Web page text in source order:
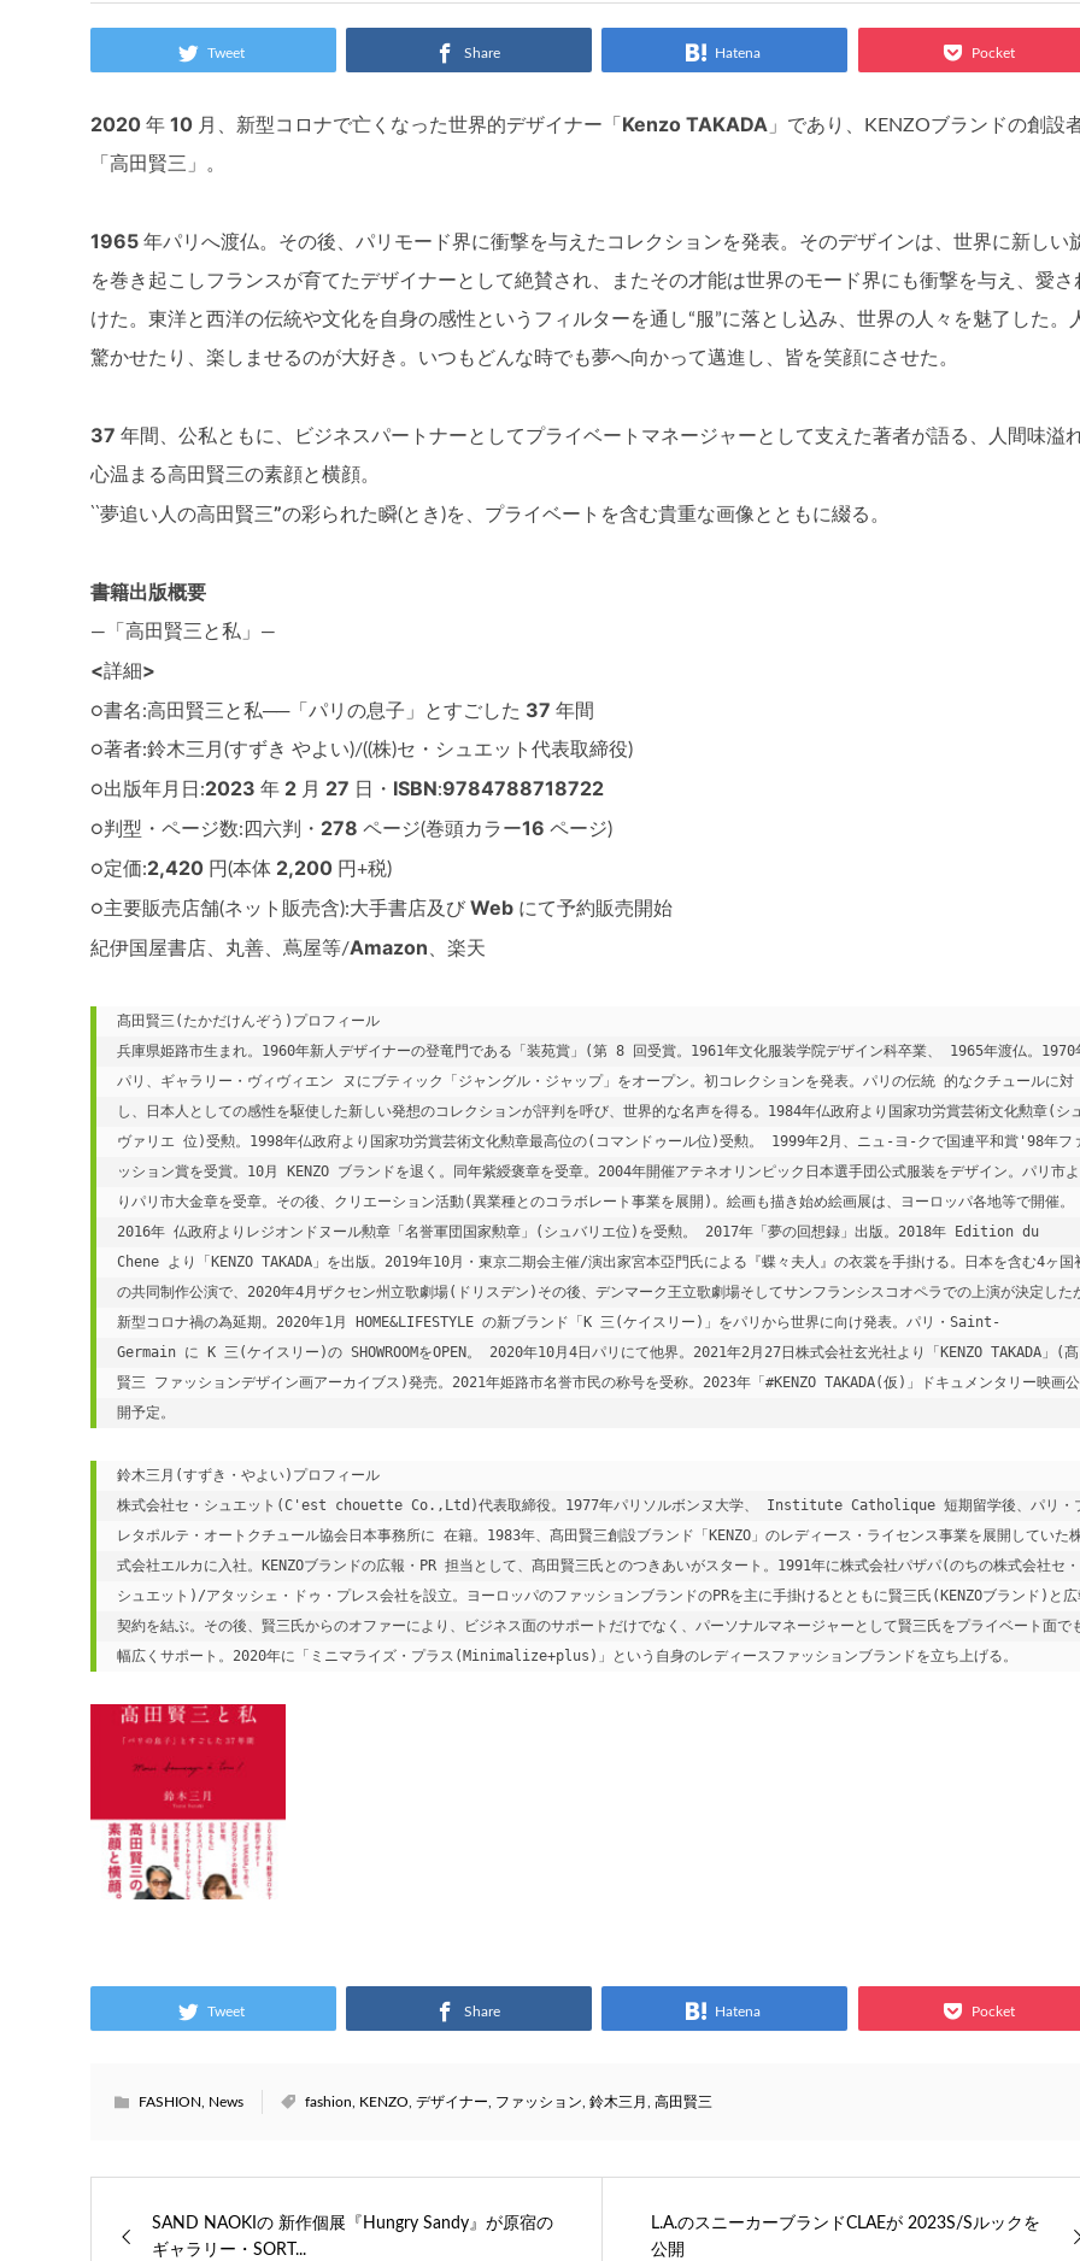
Tweet Share Hatena Pocket
2020 年 10 月、新型コロナで亡くなった世界的デザイナー「 Kenzo TAKADA」であり、KENZOブランドの創設
「高田賢三」。
1965 年パリへ渡仏。その後、パリモード界に衝撃を与えたコレクションを発表。そのデザインは、世界に新しい
を巻き起こしフランスが育てたデザイナーとして絶賛され、またその才能は世界のモード界にも衝撃を与え、愛さ
けた。東洋と西洋の伝統や文化を自身の感性というフィルターを通し“服”に落とし込み、世界の人々を魅了した。
驚かせたり、楽しませるのが大好き。いつもどんな時でも夢へ向かって邁進し、皆を笑顔にさせた。
37 年間、公私ともに、ビジネスパートナーとしてプライベートマネージャーとして支えた著者が語る、人間味溢
心温まる高田賢三の素顔と横顔。
‵‵夢追い人の高田賢三”の彩られた瞬(とき)を、プライベートを含む貴重な画像とともに綴る。
書籍出版概要
―「高田賢三と私」―
<詳細>
○書名:高田賢三と私──「パリの息子」とすごした 37 年間
○著者:鈴木三月(すずき やよい)/((株)セ・シュエット代表取締役)
○出版年月日:2023 年 2 月 27 日・ ISBN:9784788718722
○判型・ページ数:四六判・ 278 ページ(巻頭カラー16 ページ)
○定価:2,420 円(本体 2,200 円+税)
○主要販売店舗(ネット販売含):大手書店及び Web にて予約販売開始
紀伊国屋書店、丸善、蔦屋等/Amazon、楽天
髙田賢三(たかだけんぞう)プロフィール
兵庫県姫路市生まれ。1960年新人デザイナーの登竜門である「装苑賞」(第 8 回受賞。1961年文化服装学院デザイン科卒業、 1965年渡仏。1970
パリ、ギャラリー・ヴィヴィエン ヌにブティック「ジャングル・ジャップ」をオープン。初コレクションを発表。パリの伝統 的なクチュールに対
し、日本人としての感性を駆使した新しい発想のコレクションが評判を呼び、世界的な名声を得る。1984年仏政府より国家功労賞芸術文化勲章(シ
ヴァリエ 位)受勲。1998年仏政府より国家功労賞芸術文化勲章最高位の(コマンドゥール位)受勲。 1999年2月、ニュ-ヨ-クで国連平和賞'98年フ
ッション賞を受賞。10月 KENZO ブランドを退く。同年紫綬褒章を受章。2004年開催アテネオリンピック日本選手団公式服装をデザイン。パリ市よ
りパリ市大金章を受章。その後、クリエーション活動(異業種とのコラボレート事業を展開)。絵画も描き始め絵画展は、ヨーロッパ各地等で開催。
2016年 仏政府よりレジオンドヌール勲章「名誉軍団国家勲章」(シュバリエ位)を受勲。 2017年「夢の回想録」出版。2018年 Edition du
Chene より「KENZO TAKADA」を出版。2019年10月・東京二期会主催/演出家宮本亞門氏による『蝶々夫人』の衣裳を手掛ける。日本を含む4ヶ国
の共同制作公演で、2020年4月ザクセン州立歌劇場(ドリスデン)その後、デンマーク王立歌劇場そしてサンフランシスコオペラでの上演が決定した
新型コロナ禍の為延期。2020年1月 HOME&LIFESTYLE の新ブランド「K 三(ケイスリー)」をパリから世界に向け発表。パリ・Saint-
Germain に K 三(ケイスリー)の SHOWROOMをOPEN。 2020年10月4日パリにて他界。2021年2月27日株式会社玄光社より「KENZO TAKADA」(
賢三 ファッションデザイン画アーカイブス)発売。2021年姫路市名誉市民の称号を受称。2023年「#KENZO TAKADA(仮)」ドキュメンタリー映画公
開予定。
鈴木三月(すずき・やよい)プロフィール
株式会社セ・シュエット(C'est chouette Co.,Ltd)代表取締役。1977年パリソルボンヌ大学、 Institute Catholique 短期留学後、パリ・
レタポルテ・オートクチュール協会日本事務所に 在籍。1983年、髙田賢三創設ブランド「KENZO」のレディース・ライセンス事業を展開していた
式会社エルカに入社。KENZOブランドの広報・PR 担当として、髙田賢三氏とのつきあいがスタート。1991年に株式会社パザパ(のちの株式会社セ・
シュエット)/アタッシェ・ドゥ・プレス会社を設立。ヨーロッパのファッションブランドのPRを主に手掛けるとともに賢三氏(KENZOブランド)と広
契約を結ぶ。その後、賢三氏からのオファーにより、ビジネス面のサポートだけでなく、パーソナルマネージャーとして賢三氏をプライベート面で
Tweet Share Hatena Pocket
FASHION News fashion KENZO デザイナー ファッション 鈴木三月 高田賢三
SAND NAOKIの 新作個展『Hungry Sandy』が原宿の
ギャラリー・SORT...
L.A.のスニーカーブランドCLAEが 2023S/Sルックを
公開